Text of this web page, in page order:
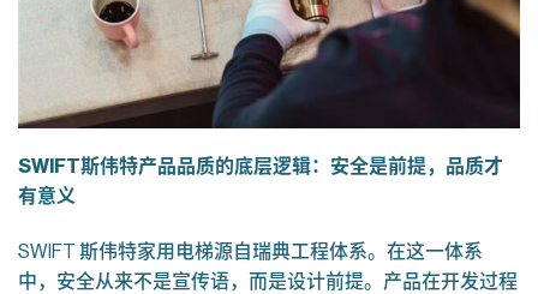
SWIFT斯伟特产品品质的底层逻辑：安全是前提，品质才
有意义
SWIFT 斯伟特家用电梯源自瑞典工程体系。在这一体系
中，安全从来不是宣传语，而是设计前提。产品在开发过程